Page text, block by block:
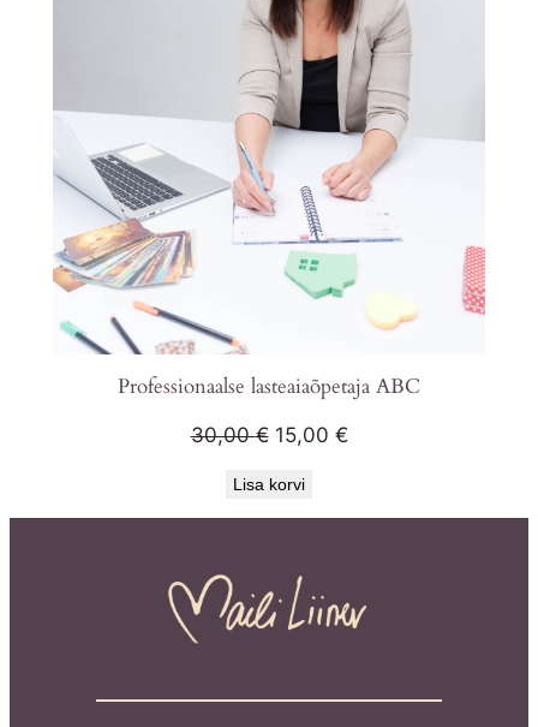
Professionaalse lasteaiaõpetaja ABC
30,00€ Algne
oli:
15,00 €Praegune
Lisa korvi